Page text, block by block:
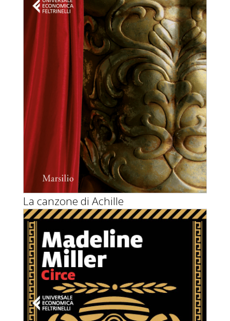
La canzone di Achille